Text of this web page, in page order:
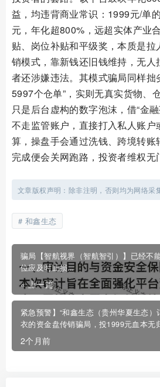
益，均违背商业常识：1999元/单
元，年化超800%，远超实体产业
贴、岗位补贴和平级奖，本质是
销模式，靠新钱还旧钱维持，无人
者还涉嫌违法。其模式骗局同样拙
5997个仓单”，实则无真实货物、
只是后台虚构的数字泡沫，借“金
不走监管账户，直接打入私人账户
算，操盘手会通过洗钱、跨境转账
完成便会关网跑路，投资者维权无
文章版权声明：除非注明，否则均为网络采
和鑫生态
骗局【智航视界（智航智引）】已经不
位应及时止损...
« 上一篇
紧急预警】“和鑫生态（贵州华夏生态）
衣的资金盘传销骗局，投1999元血本无
2个月前